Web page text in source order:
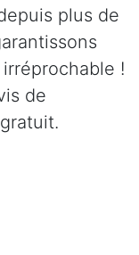
plus de
!
de